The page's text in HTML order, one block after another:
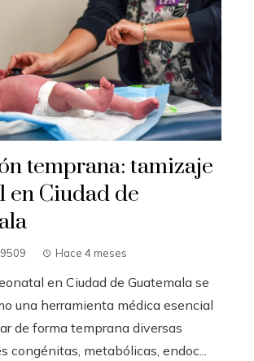
temprana: tamizaje
en Ciudad de
Hace 4 meses
en Ciudad de Guatemala se
una herramienta médica esencial
de forma temprana diversas
congénitas, metabólicas, endoc...